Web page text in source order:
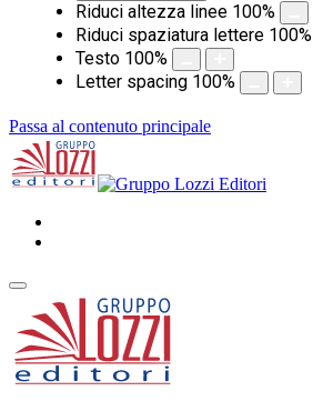
Riduci altezza linee 100%
Riduci spaziatura lettere 100%
Testo 100%
Letter spacing 100%
Passa al contenuto principale